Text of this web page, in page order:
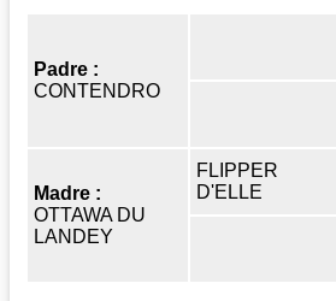
Padre :
CONTENDRO
Madre :
OTTAWA DU
LANDEY
FLIPPER
D'ELLE